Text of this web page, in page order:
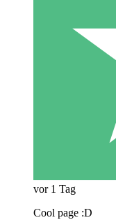
vor 1 Tag
Cool page :D